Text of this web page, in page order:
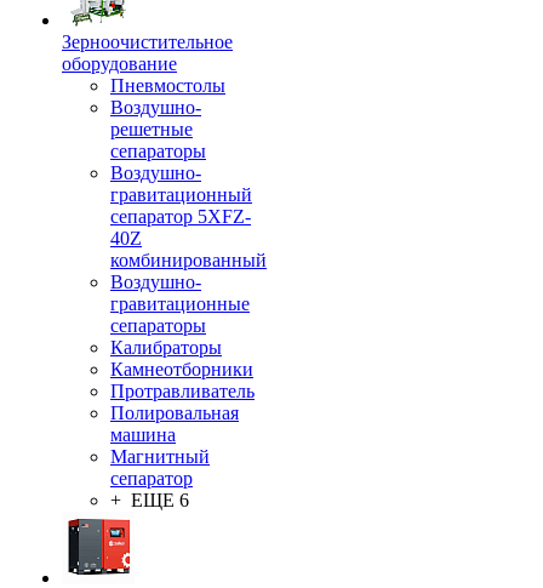
Зерноочистительное
оборудование
Пневмостолы
Воздушно-
решетные
сепараторы
Воздушно-
гравитационный
сепаратор 5XFZ-
40Z
комбинированный
Воздушно-
гравитационные
сепараторы
Калибраторы
Камнеотборники
Протравливатель
Полировальная
машина
Магнитный
сепаратор
+ ЕЩЕ 6